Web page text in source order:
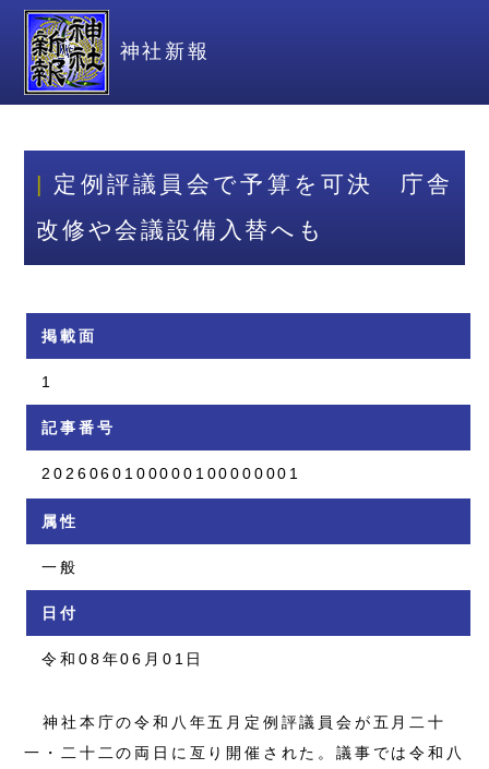
神社新報
定例評議員会で予算を可決 庁舎
改修や会議設備入替へも
掲載面
1
記事番号
2026060100000100000001
属性
一般
日付
令和08年06月01日
神社本庁の令和八年五月定例評議員会が五月二十
一・二十二の両日に亙り開催された。議事では令和八